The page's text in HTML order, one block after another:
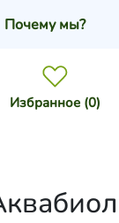
Избранное (0)
Почему мы?